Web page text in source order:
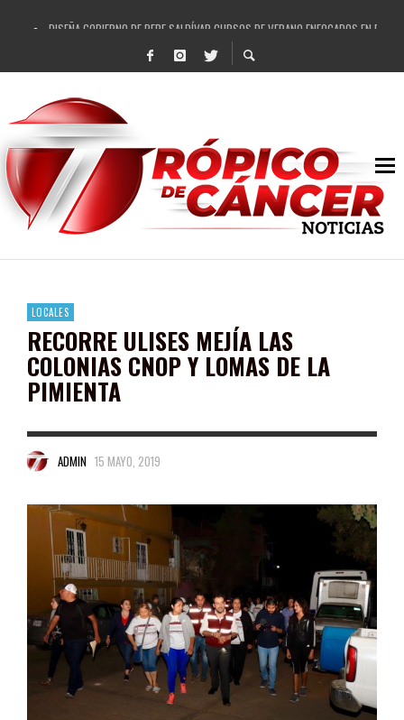
DISEÑA GOBIERNO DE PEPE SALDÍVAR CURSOS DE VERANO ENFOCADOS EN
REFRENDAN LOS 28 DELEGADOS Y 14 COMISARIADOS DE GUADALUPE APOYO A
FORTALECE GOBIERNO DE PEPE SALDÍVAR LA EDUCACIÓN EN LA ZACATECANA
GOBIERNO DE PEPE SALDÍVAR Y GRUPO FEMSA GENERAN MÁS DE 3 MIL EMPLEOS
CUARTA FERIA EXPO AGROPECUARIA TRAJO BENEFICIO DIRECTO A GUADALUPE:
RECONOCE PEPE SALDÍVAR A ARTISTA ZACATECANA VICTORIA HERNÁNDEZ
EGRESA GOBIERNO DE PEPE SALDÍVAR A 500 NUEVAS EMPRESARIAS
SON MUJERES GUADALUPENSES PRINCIPALES BENEFICIADAS DEL PROGRAMA
LOCALES
RECORRE ULISES MEJÍA LAS
COLONIAS CNOP Y LOMAS DE LA
PIMIENTA
ADMIN 15 MAYO, 2019